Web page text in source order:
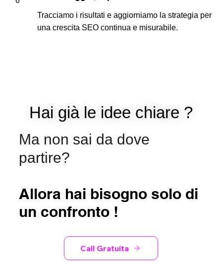
Tracciamo i risultati e aggiorniamo la strategia per
una crescita SEO continua e misurabile.
Hai già le idee chiare ?
Hai già le idee chiare ?
Ma non sai da dove
partire?
Allora hai bisogno solo di
un confronto !
Call Gratuita